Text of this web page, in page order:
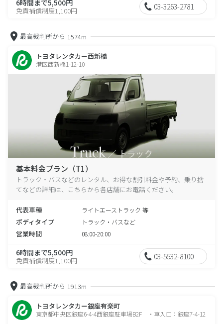
6時間まで5,500円
免責補償制度1,100円 03-3263-2781
最高裁判所から 1574m
トヨタレンタカー西新橋
港区西新橋1-12-10
基本料金プラン（T1）
トラック・バスなどのレンタル、お得な割引料金や予約、乗り捨
てなどの詳細は、こちらから各店舗にお電話ください。
代表車種 ライトエーストラック 等
ボディタイプ トラック・バスなど
営業時間 08:00-20:00
6時間まで5,500円
免責補償制度1,100円 03-5532-8100
最高裁判所から 1913m
トヨタレンタカー銀座有楽町
東京都中央区銀座6-4-4西銀座駐車場B2F ・車入口：銀座7-4-12